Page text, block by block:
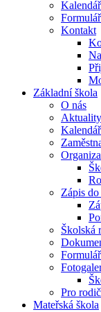
Kontakt
Základní škola
O nás
Zápis
Školská
Pro
Mateřská škola